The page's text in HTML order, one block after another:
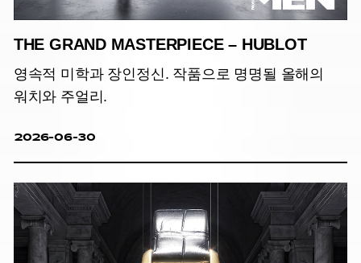
THE GRAND MASTERPIECE – HUBLOT
영속적 미학과 장인정신. 작품으로 명명될 올해의
워치와 주얼리.
2026-06-30